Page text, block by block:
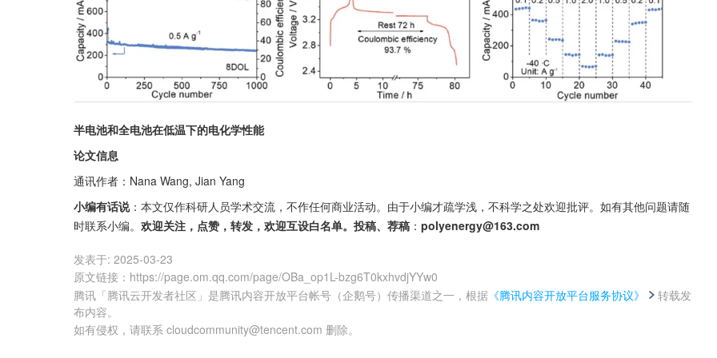
半电池和全电池在低温下的电化学性能
论文信息
通讯作者：Nana Wang, Jian Yang
小编有话说：本文仅作科研人员学术交流，不作任何商业活动。由于小编才疏学浅，不科学之处欢迎批评。如有其他问题请随
时联系小编。 欢迎关注，点赞，转发，欢迎互设白名单。投稿、荐稿 ： polyenergy@163.com
发表于: 2025-03-23
原文链接 ： https://page.om.qq.com/page/OBa_op1L-bzg6T0kxhvdjYYw0
腾讯「腾讯云开发者社区」是腾讯内容开放平台帐号（企鹅号）传播渠道之一，根据 《腾讯内容开放平台服务协议》
转载发
布内容。
如有侵权，请联系 cloudcommunity@tencent.com 删除。